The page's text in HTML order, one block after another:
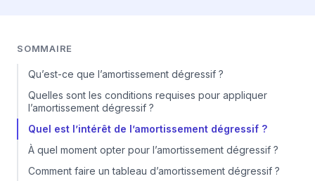
SOMMAIRE
Qu’est-ce que l’amortissement dégressif ?
Quelles sont les conditions requises pour appliquer
l’amortissement dégressif ?
Quel est l’intérêt de l’amortissement dégressif ?
À quel moment opter pour l’amortissement dégressif ?
Comment faire un tableau d’amortissement dégressif ?